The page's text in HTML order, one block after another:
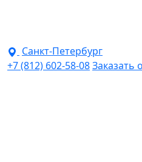
Санкт-Петербург
+7 (812) 602-58-08Заказать